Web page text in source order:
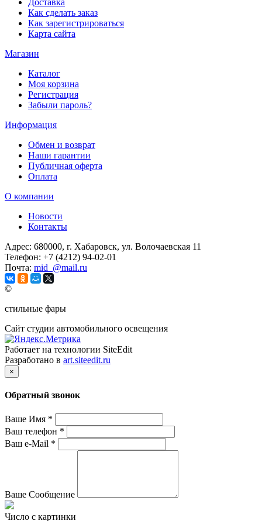
Доставка
Как сделать заказ
Как зарегистрироваться
Карта сайта
Магазин
Каталог
Моя корзина
Регистрация
Забыли пароль?
Информация
Обмен и возврат
Наши гарантии
Публичная оферта
Оплата
О компании
Новости
Контакты
Адрес: 680000, г. Хабаровск, ул. Волочаевская 11
Телефон: +7 (4212) 94-02-01
Почта: mid_@mail.ru
©
стильные фары
Сайт студии автомобильного освещения
Работает на технологии SiteEdit
Разработано в art.siteedit.ru
×
Обратный звонок
Ваше Имя *
Ваш телефон *
Ваш e-Mail *
Ваше Сообщение
Число с картинки